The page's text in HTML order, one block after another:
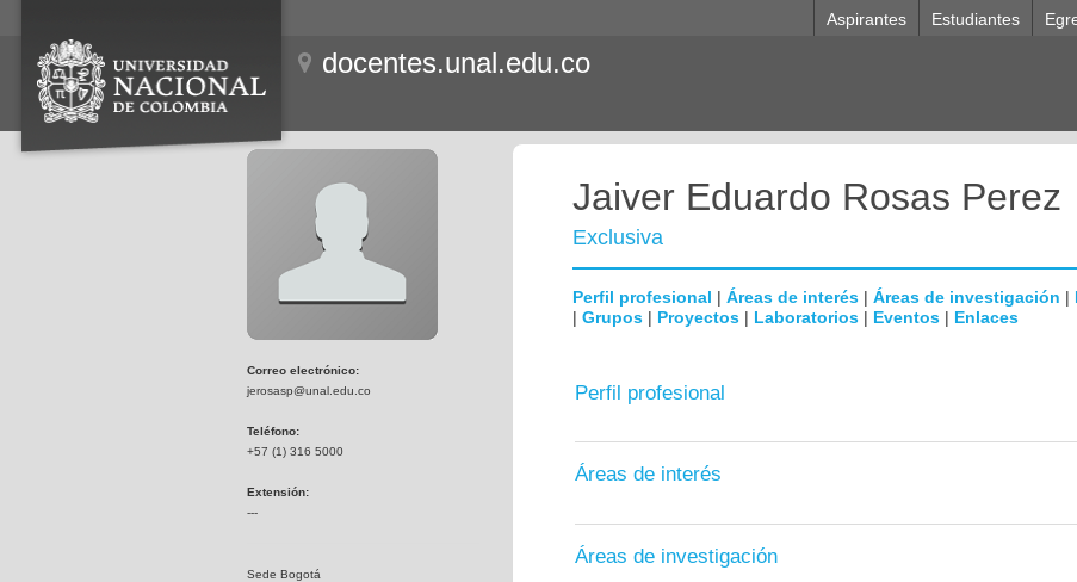
Aspirantes Estudiantes
docentes.unal.edu.co
Correo electrónico:
jerosasp@unal.edu.co
Teléfono:
+57 (1) 316 5000
Extensión:
---
Sede Bogotá
Jaiver Eduardo Rosas Perez
Exclusiva
Perfil profesional | Áreas de interés | Áreas de investigación |
| Grupos | Proyectos | Laboratorios | Eventos | Enlaces
Perfil profesional
Áreas de interés
Áreas de investigación